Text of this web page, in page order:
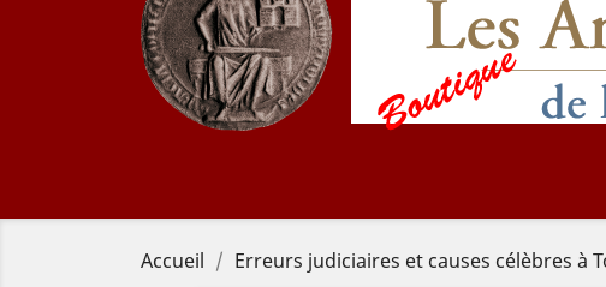
Accueil Erreurs judiciaires et causes célèbres à